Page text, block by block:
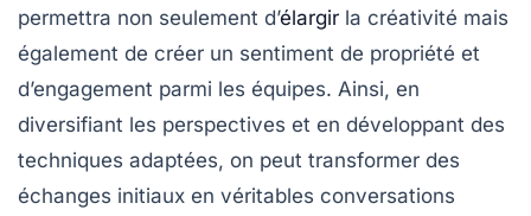
permettra non seulement d’élargir la créativité mais
également de créer un sentiment de propriété et
d’engagement parmi les équipes. Ainsi, en
diversifiant les perspectives et en développant des
techniques adaptées, on peut transformer des
échanges initiaux en véritables conversations